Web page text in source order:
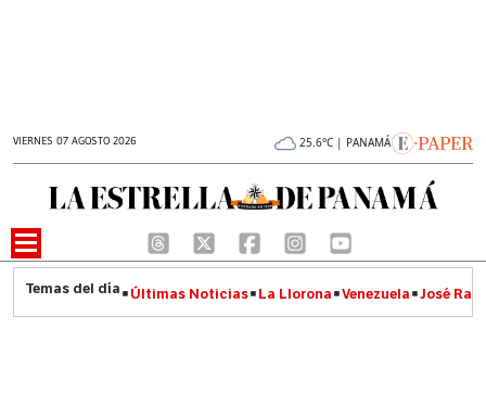
VIERNES 07 AGOSTO 2026 25.6°C | PANAMÁ
Últimas Noticias La Llorona Venezuela José